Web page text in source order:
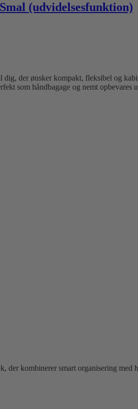
(udvidelsesfunktion)
der ønsker kompakt, fleksibel og
som håndbagage og nemt opbevares
kombinerer smart organisering